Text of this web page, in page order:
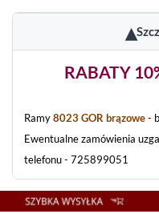
▴
RABATY
Ramy8023 GOR brązowe-
Ewentualne zamówienia
telefonu - 725899051